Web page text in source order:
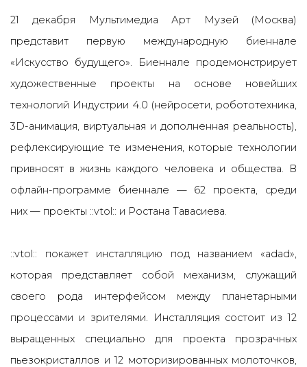
21 декабря Мультимедиа Арт Музей (Москва)
представит первую международную биеннале
«Искусство будущего». Биеннале продемонстрирует
художественные проекты на основе новейших
технологий Индустрии 4.0 (нейросети, робототехника,
3D-анимация, виртуальная и дополненная реальность),
рефлексирующие те изменения, которые технологии
привносят в жизнь каждого человека и общества.
В
офлайн-программе биеннале — 62 проекта, среди
них — проекты ::vtol:: и Ростана Тавасиева.
::vtol:: покажет инсталляцию под названием «adad»,
которая представляет собой механизм, служащий
своего рода интерфейсом между планетарными
процессами и зрителями. Инсталляция состоит из 12
выращенных специально для проекта прозрачных
пьезокристаллов и 12 моторизированных молоточков,